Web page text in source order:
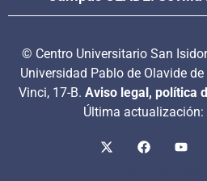
© Centro Universitario San
Universidad Pablo de Olavide
Vinci, 17-B. Aviso legal, política
Última